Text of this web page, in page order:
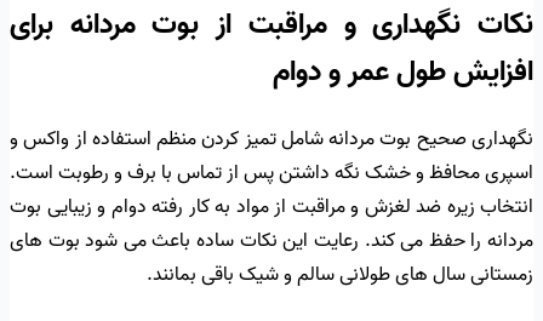
نکات نگهداری و مراقبت از بوت مردانه برای
افزایش طول عمر و دوام
نگهداری صحیح بوت مردانه شامل تمیز کردن منظم استفاده از واکس و
اسپری محافظ و خشک نگه داشتن پس از تماس با برف و رطوبت است.
انتخاب زیره ضد لغزش و مراقبت از مواد به کار رفته دوام و زیبایی بوت
مردانه را حفظ می کند. رعایت این نکات ساده باعث می شود بوت های
زمستانی سال های طولانی سالم و شیک باقی بمانند.